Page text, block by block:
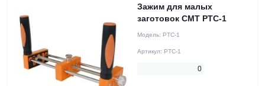
Зажим для малых
заготовок CMT PTC-1
Модель: PTC-1
Артикул: PTC-1
0